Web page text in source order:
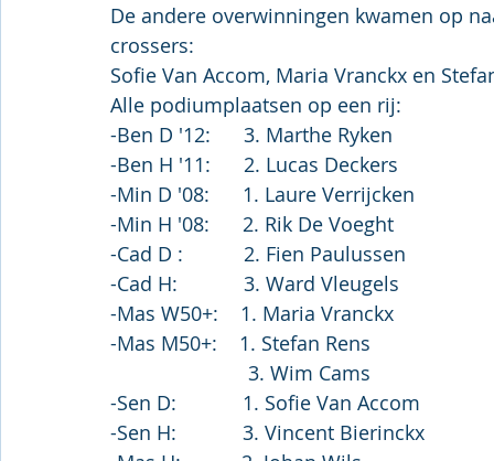
De andere overwinningen kwamen op
crossers:
Sofie Van Accom, Maria Vranckx en
Alle podiumplaatsen op een rij:
-Ben D '12:      3. Marthe Ryken
-Ben H '11:      2. Lucas Deckers
-Min D '08:      1. Laure Verrijcken
-Min H '08:      2. Rik De Voeght
-Cad D :           2. Fien Paulussen
-Cad H:            3. Ward Vleugels
-Mas W50+:    1. Maria Vranckx
-Mas M50+:    1. Stefan Rens
                         3. Wim Cams
-Sen D:            1. Sofie Van Accom
-Sen H:            3. Vincent Bierinckx